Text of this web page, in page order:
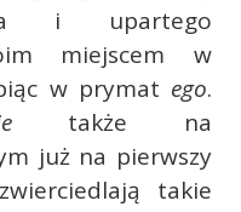
i upartego
miejscem w
w prymat ego.
także na
już na pierwszy
takie